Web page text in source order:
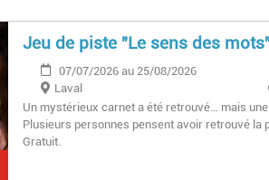
Jeu de piste "Le sens des
07/07/2026 au 25/08/2026
Laval
Un mystérieux carnet a été retrouvé… mais
Plusieurs personnes pensent avoir retrouvé la
Gratuit.